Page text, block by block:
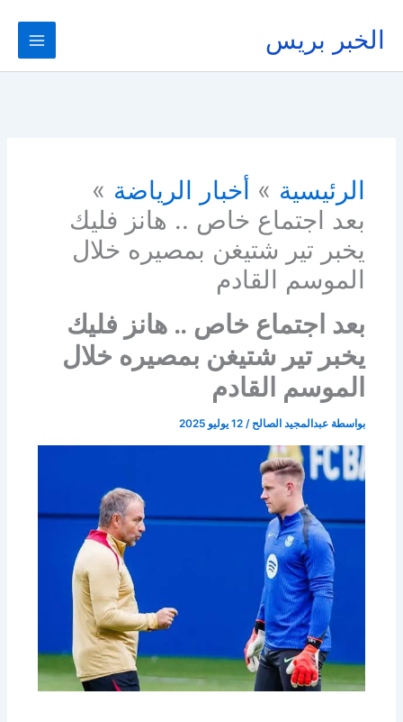
المحتوى
الخبر بريس
الرئيسية
أخبار الرياضة
بعد اجتماع خاص .. هانز فليك
يخبر تير شتيغن بمصيره خلال
الموسم القادم
بعد اجتماع خاص .. هانز فليك
يخبر تير شتيغن بمصيره خلال
الموسم القادم
بواسطة عبدالمجيد الصالح/12 يوليو 2025